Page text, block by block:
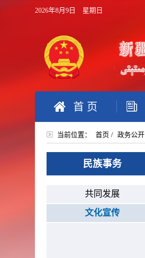
2026年8月9日 星期日
首 页
当前位置： 首页 / 政务公开
民族事务
共同发展
文化宣传